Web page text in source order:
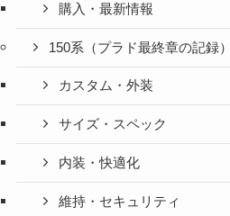
購入・最新情報
150系（プラド最終章の記録）
カスタム・外装
サイズ・スペック
内装・快適化
維持・セキュリティ